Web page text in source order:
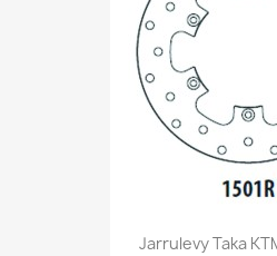
Jarrulevy Taka